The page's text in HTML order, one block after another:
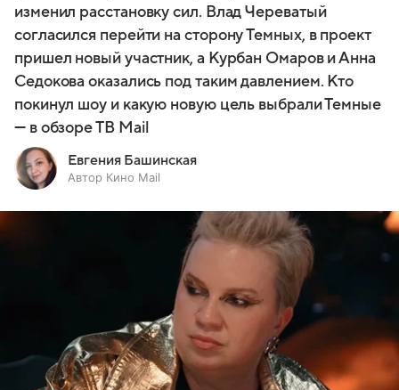
изменил расстановку сил. Влад Череватый
согласился перейти на сторону Темных, в проект
пришел новый участник, а Курбан Омаров и Анна
Седокова оказались под таким давлением. Кто
покинул шоу и какую новую цель выбрали Темные
— в обзоре ТВ Mail
Евгения Башинская
Автор Кино Mail